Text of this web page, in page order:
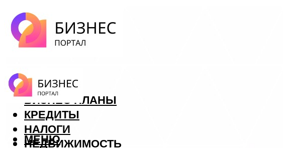
ФОРЕКС
БИЗНЕС ПЛАНЫ
КРЕДИТЫ
НАЛОГИ
НЕДВИЖИМОСТЬ
МЕНЮ